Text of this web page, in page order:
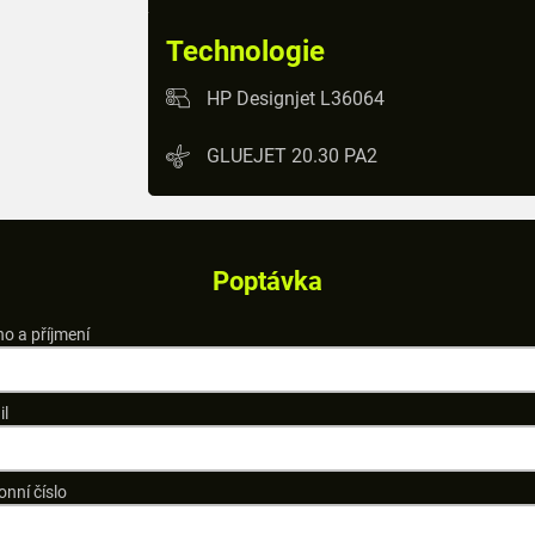
Technologie
HP Designjet L36064
GLUEJET 20.30 PA2
Poptávka
a příjmení
číslo